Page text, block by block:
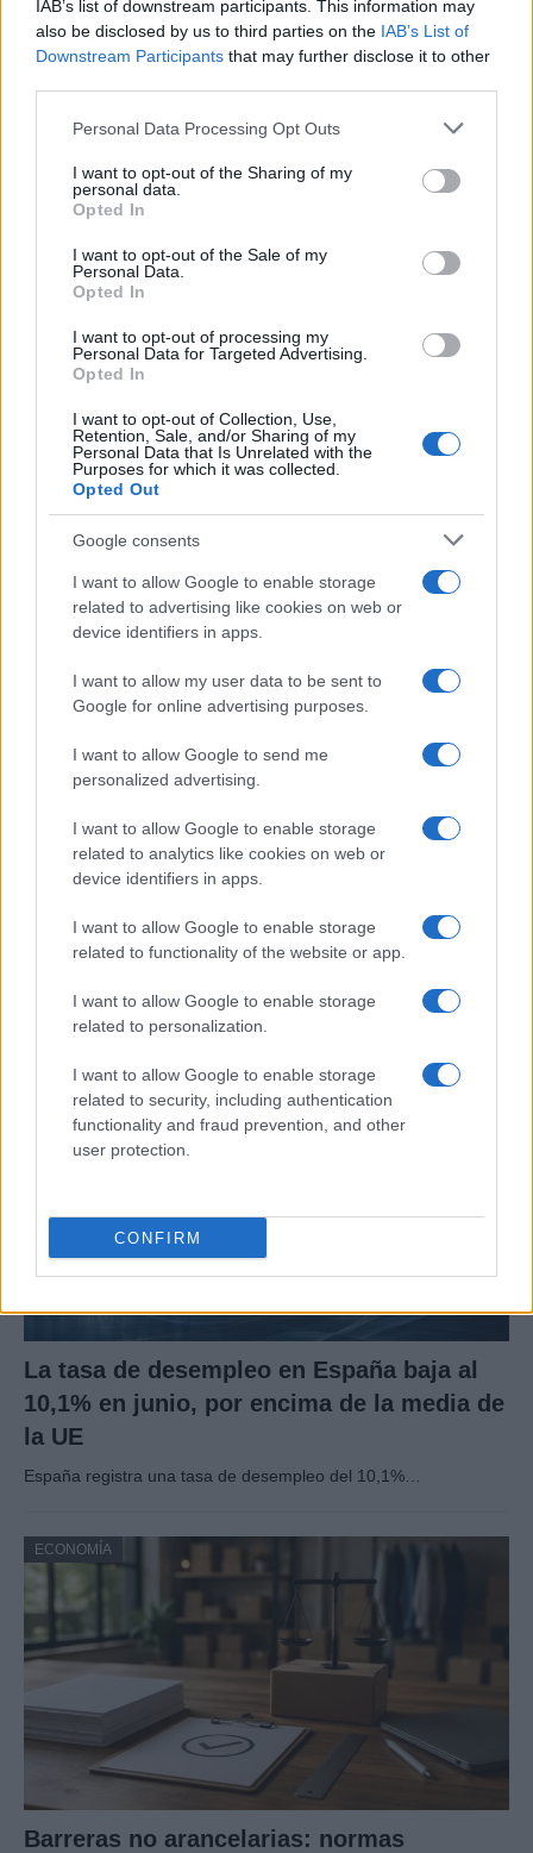
IAB’s list of downstream participants. This information may
also be disclosed by us to third parties on the IAB’s List of
Downstream Participants that may further disclose it to other
Please note that this website/app uses one or more Google
not limited to your visit or usage behaviour. You may click to
grant or deny consent to Google and its third-party tags to
use your data for below specified purposes in below Google
consent section.
Personal Data Processing Opt Outs
I want to opt-out of the Sharing of my
personal data.
Opted In
I want to opt-out of the Sale of my
Personal Data.
Opted In
I want to opt-out of processing my
Personal Data for Targeted Advertising.
Opted In
I want to opt-out of Collection, Use,
Retention, Sale, and/or Sharing of my
Personal Data that Is Unrelated with the
Purposes for which it was collected.
Opted Out
Google consents
I want to allow Google to enable storage
related to advertising like cookies on web or
device identifiers in apps.
I want to allow my user data to be sent to
Google for online advertising purposes.
I want to allow Google to send me
personalized advertising.
I want to allow Google to enable storage
related to analytics like cookies on web or
device identifiers in apps.
I want to allow Google to enable storage
related to functionality of the website or app.
I want to allow Google to enable storage
related to personalization.
I want to allow Google to enable storage
related to security, including authentication
functionality and fraud prevention, and other
user protection.
CONFIRM
2026 y lanza su plataforma de Creator
Marketing en España
ECONOMÍA
Paros de Groundforce afectan vuelos y
equipajes en Madrid, Barcelona y otros
aeropuertos
Huelga de Groundforce en 12 aeropuertos; conoce quiénes…
Cómo medir la productividad por hora
trabajada y por trabajador
Explora la productividad desde diferentes ángulos y su…
ECONOMÍA
La tasa de desempleo en España baja al
10,1% en junio, por encima de la media de
la UE
España registra una tasa de desempleo del 10,1%…
ECONOMÍA
Barreras no arancelarias: normas